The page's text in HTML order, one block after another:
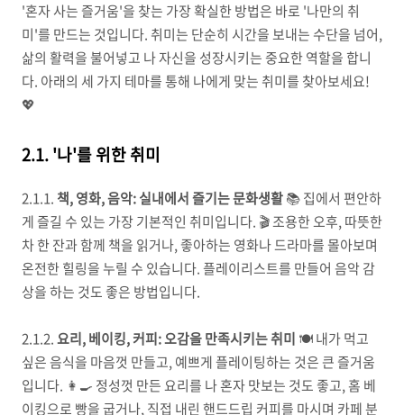
'혼자 사는 즐거움'을 찾는 가장 확실한 방법은 바로 '나만의 취
미'를 만드는 것입니다. 취미는 단순히 시간을 보내는 수단을 넘어,
삶의 활력을 불어넣고 나 자신을 성장시키는 중요한 역할을 합니
다. 아래의 세 가지 테마를 통해 나에게 맞는 취미를 찾아보세요!
💖
2.1. '나'를 위한 취미
2.1.1. 책, 영화, 음악: 실내에서 즐기는 문화생활📚 집에서 편안하
게 즐길 수 있는 가장 기본적인 취미입니다. 🎬 조용한 오후, 따뜻한
차 한 잔과 함께 책을 읽거나, 좋아하는 영화나 드라마를 몰아보며
온전한 힐링을 누릴 수 있습니다. 플레이리스트를 만들어 음악 감
상을 하는 것도 좋은 방법입니다.
2.1.2.요리, 베이킹, 커피: 오감을 만족시키는 취미 🍽️ 내가 먹고
싶은 음식을 마음껏 만들고, 예쁘게 플레이팅하는 것은 큰 즐거움
입니다. 👩‍🍳 정성껏 만든 요리를 나 혼자 맛보는 것도 좋고, 홈 베
이킹으로 빵을 굽거나, 직접 내린 핸드드립 커피를 마시며 카페 분